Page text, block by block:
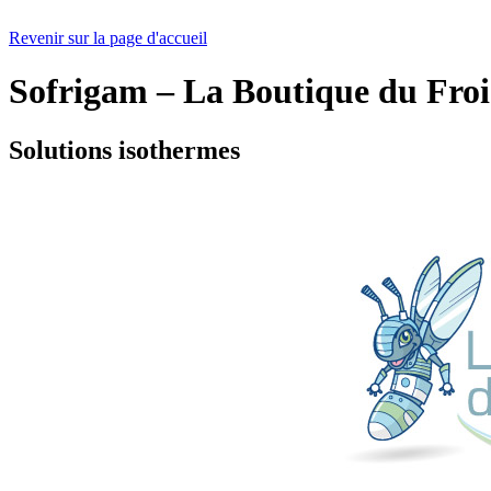
Revenir sur la page d'accueil
Sofrigam – La Boutique du
Solutions isothermes